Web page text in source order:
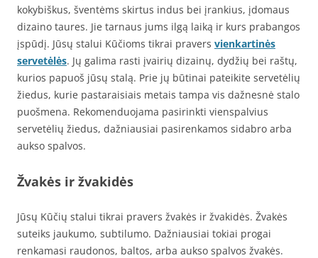
kokybiškus, šventėms skirtus indus bei įrankius, įdomaus
dizaino taures. Jie tarnaus jums ilgą laiką ir kurs prabangos
įspūdį. Jūsų stalui Kūčioms tikrai pravers vienkartinės
servetėlės. Jų galima rasti įvairių dizainų, dydžių bei raštų,
kurios papuoš jūsų stalą. Prie jų būtinai pateikite servetėlių
žiedus, kurie pastaraisiais metais tampa vis dažnesnė stalo
puošmena. Rekomenduojama pasirinkti vienspalvius
servetėlių žiedus, dažniausiai pasirenkamos sidabro arba
aukso spalvos.
Žvakės ir žvakidės
Jūsų Kūčių stalui tikrai pravers žvakės ir žvakidės. Žvakės
suteiks jaukumo, subtilumo. Dažniausiai tokiai progai
renkamasi raudonos, baltos, arba aukso spalvos žvakės.